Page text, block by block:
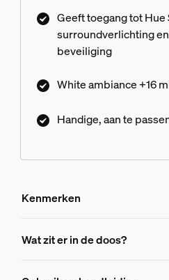
Geeft toegang tot Hue
surroundverlichting
beveiliging
White ambiance +16
Handige, aan te
Kenmerken
Kenmerken
Wat zit er in de doos?